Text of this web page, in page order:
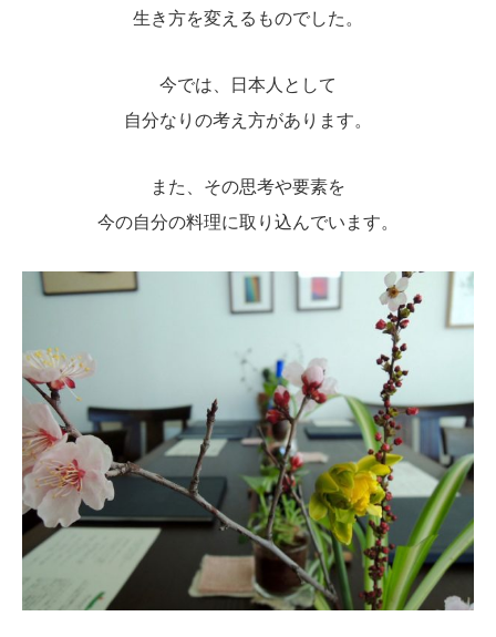
生き方を変えるものでした。
今では、日本人として
自分なりの考え方があります。
また、その思考や要素を
今の自分の料理に取り込んでいます。